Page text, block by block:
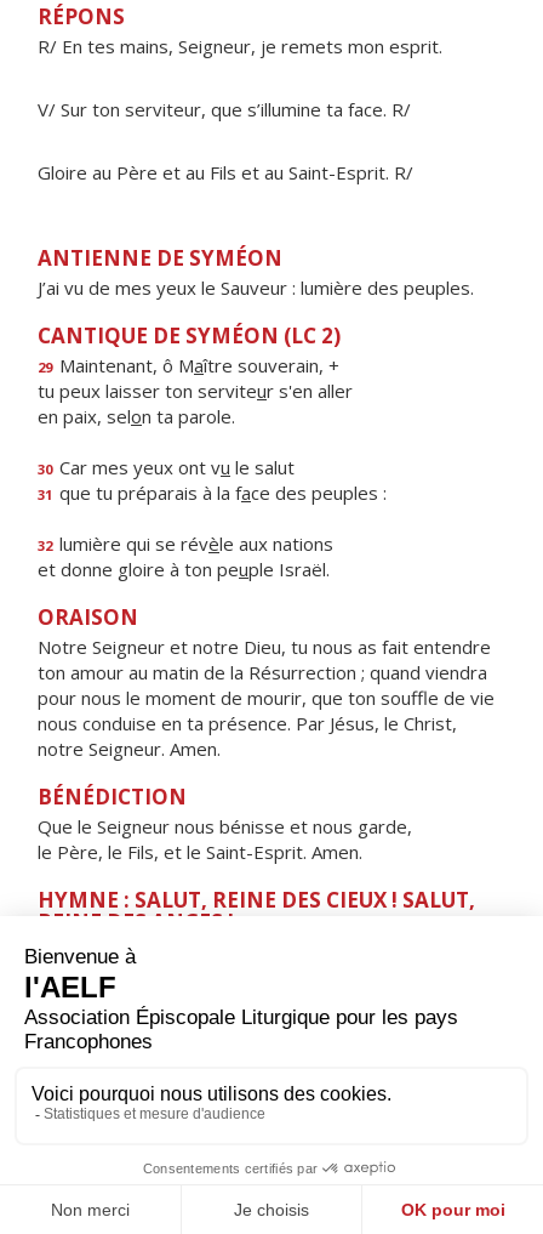
RÉPONS
R/ En tes mains, Seigneur, je remets mon esprit.
V/ Sur ton serviteur, que s’illumine ta face. R/
Gloire au Père et au Fils et au Saint-Esprit. R/
ANTIENNE DE SYMÉON
J’ai vu de mes yeux le Sauveur : lumière des peuples.
CANTIQUE DE SYMÉON (LC 2)
29 Maintenant, ô Maître souverain, +
tu peux laisser ton serviteur s'en aller
en paix, selon ta parole.
30 Car mes yeux ont vu le salut
31 que tu préparais à la face des peuples :
32 lumière qui se révèle aux nations
et donne gloire à ton peuple Israël.
ORAISON
Notre Seigneur et notre Dieu, tu nous as fait entendre
ton amour au matin de la Résurrection ; quand viendra
pour nous le moment de mourir, que ton souffle de vie
nous conduise en ta présence. Par Jésus, le Christ,
notre Seigneur. Amen.
BÉNÉDICTION
Que le Seigneur nous bénisse et nous garde,
le Père, le Fils, et le Saint-Esprit. Amen.
HYMNE : SALUT, REINE DES CIEUX ! SALUT,
REINE DES ANGES !
Salut, Reine des cieux ! Salut, Reine des anges !
Salut, Tige féconde ! Salut, Porte du ciel !
Par toi, la lumière s'est levée sur le monde.
Réjouis-toi, Vierge glorieuse,
Salut, splendeur radieuse :